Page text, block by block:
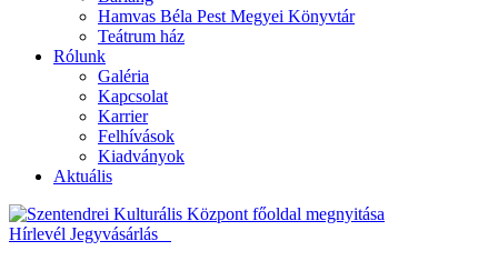
Hamvas Béla Pest Megyei Könyvtár
Teátrum ház
Rólunk
Galéria
Kapcsolat
Karrier
Felhívások
Kiadványok
Aktuális
Hírlevél Jegyvásárlás